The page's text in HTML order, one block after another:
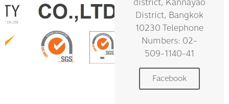
District, Bangkok
10230 Telephone
Numbers: 02-
509-1140-41
Facebook